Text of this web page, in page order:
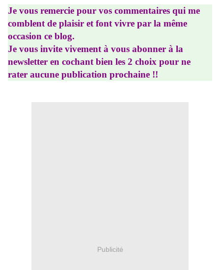
Je vous remercie pour vos commentaires qui me
comblent de plaisir et font vivre par la même
occasion ce blog.
Je vous invite vivement à vous abonner à la
newsletter en cochant bien les 2 choix pour ne
rater aucune publication prochaine !!
Publicité